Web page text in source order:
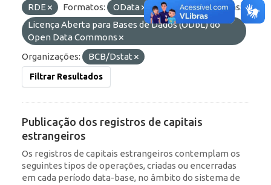
RDE
Formatos: OData HTML
Licenças:
Licença Aberta para Bases de Dados (ODbL) do
Open Data Commons
Organizações:
BCB/Dstat
Filtrar Resultados
Publicação dos registros de capitais
estrangeiros
Os registros de capitais estrangeiros contemplam os
seguintes tipos de operações, criadas ou encerradas
em cada período data-base, no âmbito do sistema de